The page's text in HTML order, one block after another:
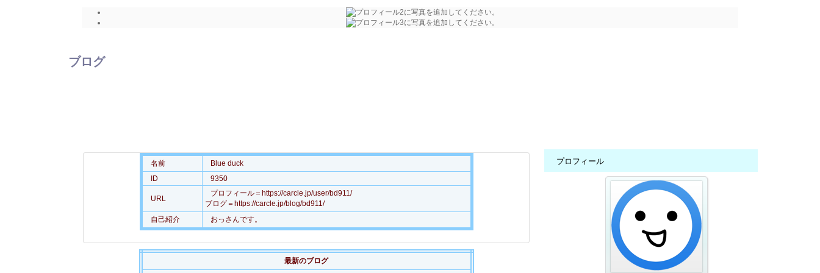
ブログ
名前
Blue duck
ID
9350
URL
プロフィール＝https://carcle.jp/user/bd911/
ブログ＝https://carcle.jp/blog/bd911/
自己紹介
おっさんです。
最新のブログ
プロフィール